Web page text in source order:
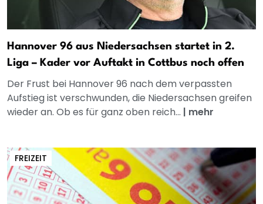
Hannover 96 aus Niedersachsen startet in 2.
Liga – Kader vor Auftakt in Cottbus noch offen
Der Frust bei Hannover 96 nach dem verpassten
Aufstieg ist verschwunden, die Niedersachsen greifen
wieder an. Ob es für ganz oben reich... | mehr
FREIZEIT